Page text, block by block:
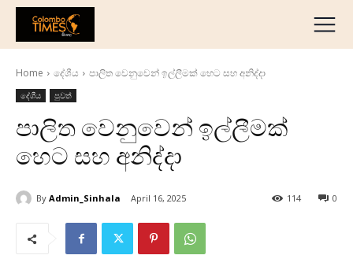
දේශීය
ජාත්‍යන්තර
අධ්‍යාපනික
හෝටල් සහ සංචාරක
English
Home දේශීය පාලිත වෙනුවෙන් ඉල්ලීමක් හෙට සහ අනිද්දා
දේශීය පුවත්
පාලිත වෙනුවෙන් ඉල්ලීමක්
හෙට සහ අනිද්දා
By Admin_Sinhala April 16, 2025 0
114